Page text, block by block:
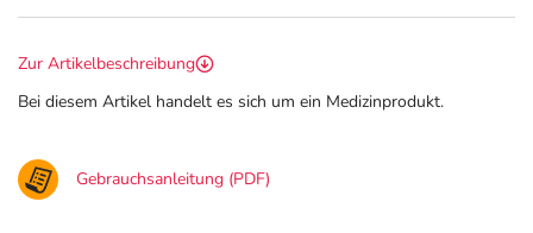
Zur Artikelbeschreibung
Bei diesem Artikel handelt es sich um ein Medizinprodukt.
Gebrauchsanleitung (PDF)